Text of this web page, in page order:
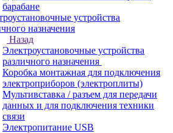
барабане
устройства
назначения
Назад
Электроустановочные устройства
различного назначения
Коробка монтажная для подключения
электроприборов (электроплиты)
Мультивставка / разъем для передачи
данных и для подключения техники
связи
Электропитание USB